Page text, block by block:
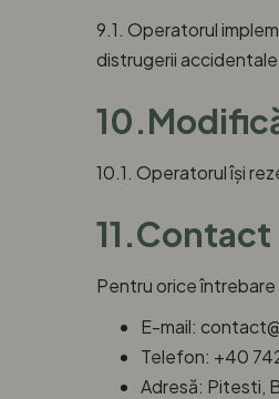
9.1. Operatorul
distrugerii
10.1. Operatorul își
11.Contact
Pentru orice
E-mail:
Telefon: +40
Adresă: Pitesti,